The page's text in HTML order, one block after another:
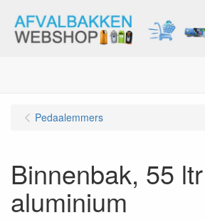
Pedaalemmers
Binnenbak, 55 ltr
aluminium